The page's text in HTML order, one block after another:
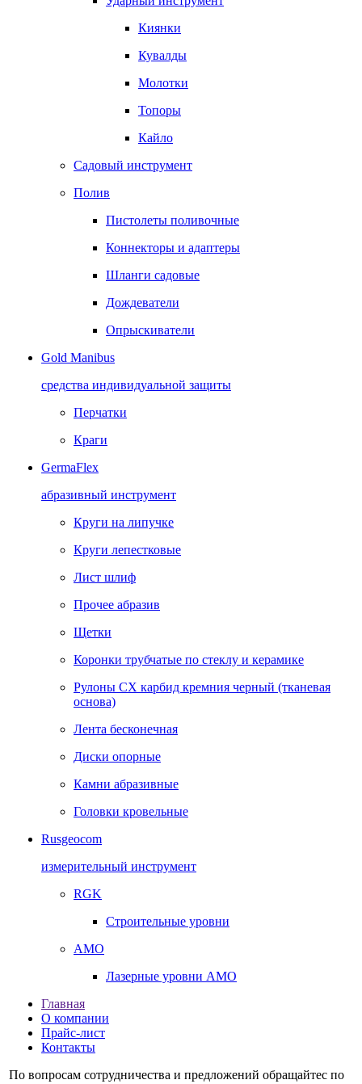
Киянки
Кувалды
Молотки
Топоры
Кайло
Садовый инструмент
Полив
Пистолеты поливочные
Коннекторы и адаптеры
Шланги садовые
Дождеватели
Опрыскиватели
Gold Manibus
средства индивидуальной защиты
Перчатки
Краги
GermaFlex
абразивный инструмент
Круги на липучке
Круги лепестковые
Лист шлиф
Прочее абразив
Щетки
Коронки трубчатые по стеклу и керамике
Рулоны CX карбид кремния черный (тканевая
основа)
Лента бесконечная
Диски опорные
Камни абразивные
Головки кровельные
Rusgeocom
измерительный инструмент
RGK
Строительные уровни
AMO
Лазерные уровни AMO
Главная
О компании
Прайс-лист
Контакты
По вопросам сотрудничества и предложений обращайтес по